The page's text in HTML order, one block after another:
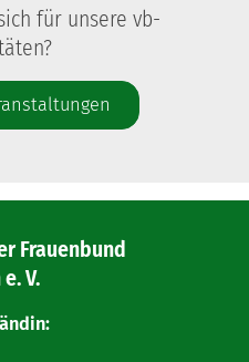
für unsere vb-
Frauenbund
V.